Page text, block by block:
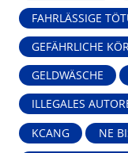
FAHRLÄSSIGE
GEFÄHRLICHE
GELDWÄSCHE
ILLEGALES
KCANG NE